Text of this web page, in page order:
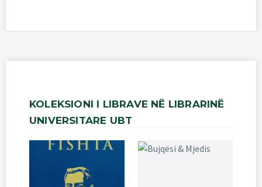
KOLEKSIONI I LIBRAVE NË LIBRARINË
UNIVERSITARE UBT